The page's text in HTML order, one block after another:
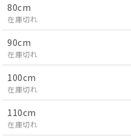
80cm
在庫切れ
90cm
在庫切れ
100cm
在庫切れ
110cm
在庫切れ